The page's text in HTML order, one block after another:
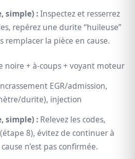
simple) :Inspectez et resserrez
repérez une durite “huileuse”
remplacer la pièce en cause.
noire + à-coups + voyant moteur
EGR/admission,
durite), injection
simple) : Relevez les codes,
8), évitez de continuer à
n’est pas confirmée.